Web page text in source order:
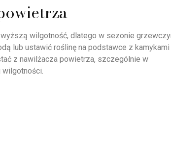
wilgotność, dlatego w sezonie
lub ustawić roślinę na podstawce z kamykami
z nawilżacza powietrza, szczególnie w